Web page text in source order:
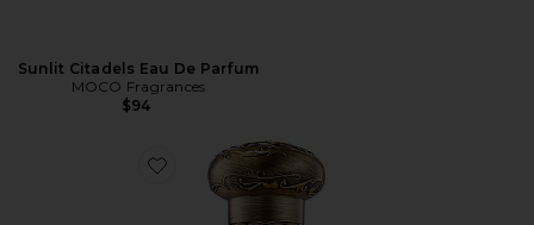
Sunlit Citadels Eau De Parfum
MOCO Fragrances
$94
Favorite Stella Eau de Parfum